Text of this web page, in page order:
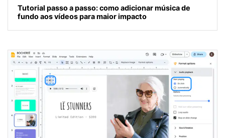
Tutorial passo a passo: como adicionar música de
fundo aos vídeos para maior impacto